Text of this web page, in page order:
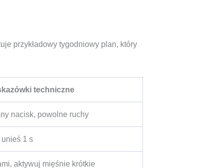
przykładowy tygodniowy plan, który
techniczne
nacisk, powolne ruchy
1 s
aktywuj mięśnie krótkie